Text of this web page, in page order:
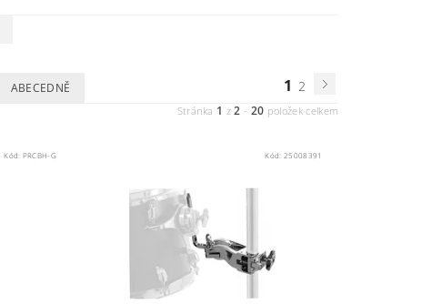
ABECEDNĚ 1 2
Stránka 1 z2 - 20 položek celkem
Kód: PRCBH-G Kód:25008391